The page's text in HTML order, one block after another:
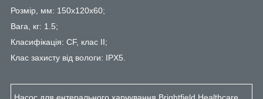
Розмір, мм: 150х120х60;
Вага, кг: 1.5;
Класифікація: CF, клас II;
Клас захисту від вологи: IPX5.
Насос для ентерального харчування Brightfield Healthcare